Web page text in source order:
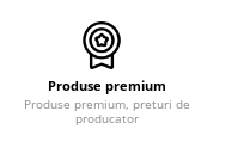
Produse premium
Produse premium, preturi de
producator